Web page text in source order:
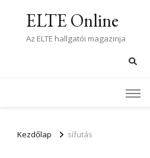
ELTE Online
Az ELTE hallgatói magazinja
Kezdőlap sífutás